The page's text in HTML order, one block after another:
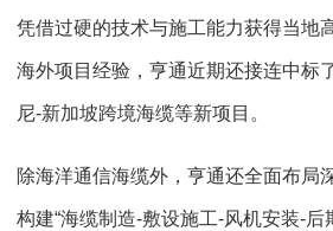
凭借过硬的技术与施工能力获得当地
海外项目经验，亨通近期还接连中标
尼-新加坡跨境海缆等新项目。
除海洋通信海缆外，亨通还全面布局
构建“海缆制造-敷设施工-风机安装-后